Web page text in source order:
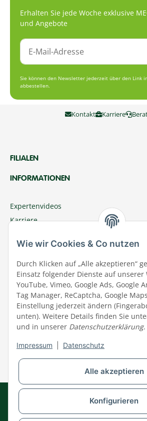
Erhalten Sie jede Woche exklusive
und Angebote
Sie können den Newsletter jederzeit über den Link
abbestellen.
Kontakt Karriere
FILIALEN
INFORMATIONEN
Expertenvideos
Karriere
Zu Megazoo Shop wechseln
Sommeraktion
Terminal
Tierwohl
Datenschutz
Wir über uns
Aktuelles
Impressum
Widerrufsrecht
AGB
Wie wir Cookies & Co nutzen
Durch Klicken auf „Alle akzeptieren“
Einsatz folgender Dienste auf unserer
YouTube, Vimeo, Google Ads, Google
Tag Manager, ReCaptcha, Google
Einstellung jederzeit ändern
unten). Weitere Details finden Sie
und in unserer Datenschutzerklärung.
Impressum Datenschutz
Alle akzeptieren
Konfigurieren